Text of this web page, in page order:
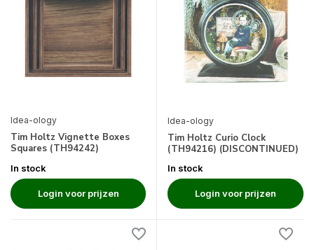
Idea-ology
Tim Holtz Vignette Boxes
Squares (TH94242)
In stock
Login voor prijzen
Idea-ology
Tim Holtz Curio Clock
(TH94216) (DISCONTINUED)
In stock
Login voor prijzen